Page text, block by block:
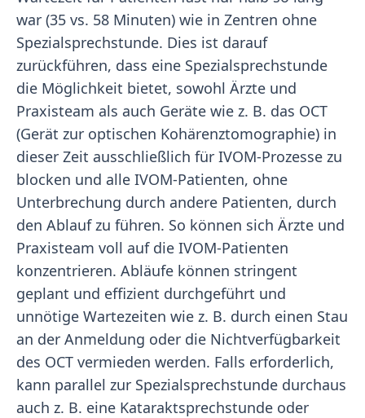
war (35 vs. 58 Minuten) wie in Zentren ohne
Spezialsprechstunde. Dies ist darauf
zurückführen, dass eine Spezialsprechstunde
die Möglichkeit bietet, sowohl Ärzte und
Praxisteam als auch Geräte wie z. B. das OCT
(Gerät zur optischen Kohärenztomographie) in
dieser Zeit ausschließlich für IVOM-Prozesse zu
blocken und alle IVOM-Patienten, ohne
Unterbrechung durch andere Patienten, durch
den Ablauf zu führen. So können sich Ärzte und
Praxisteam voll auf die IVOM-Patienten
konzentrieren. Abläufe können stringent
geplant und effizient durchgeführt und
unnötige Wartezeiten wie z. B. durch einen Stau
an der Anmeldung oder die Nichtverfügbarkeit
des OCT vermieden werden. Falls erforderlich,
kann parallel zur Spezialsprechstunde durchaus
auch z. B. eine Kataraktsprechstunde oder